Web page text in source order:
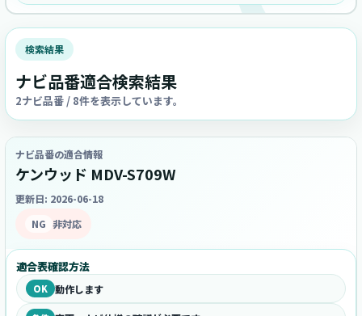
検索結果
ナビ品番適合検索結果
2ナビ品番 / 8件を表示しています。
ナビ品番の適合情報
ケンウッド MDV-S709W
更新日: 2026-06-18
NG 非対応
適合表確認方法
OK 動作します